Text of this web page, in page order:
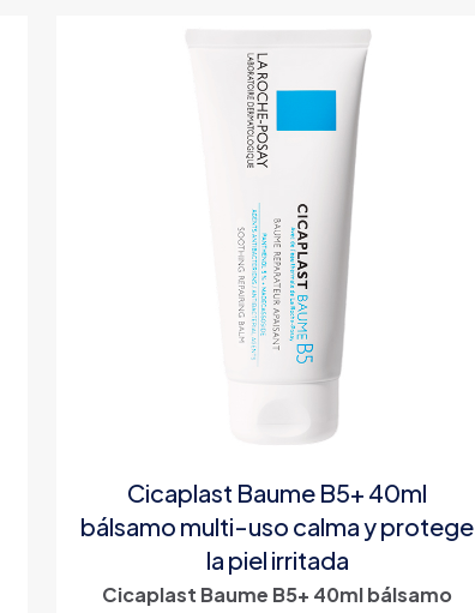
Cicaplast Baume B5+ 40ml
bálsamo multi-uso calma y protege
la piel irritada
Cicaplast Baume B5+ 40ml bálsamo